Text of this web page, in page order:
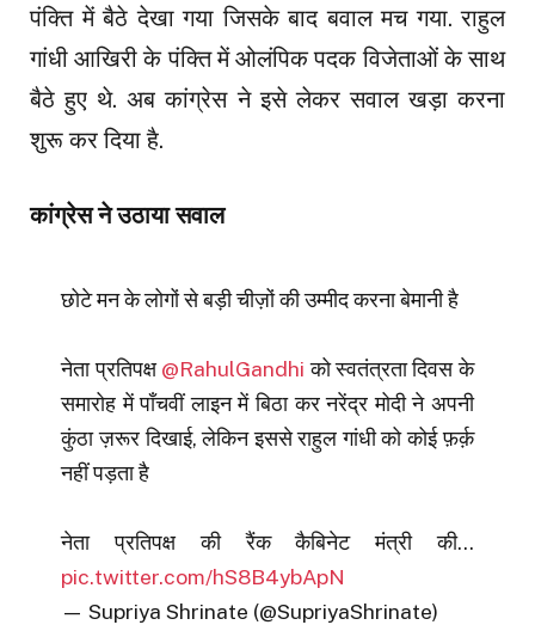
पंक्ति में बैठे देखा गया जिसके बाद बवाल मच गया. राहुल
गांधी आखिरी के पंक्ति में ओलंपिक पदक विजेताओं के साथ
बैठे हुए थे. अब कांग्रेस ने इसे लेकर सवाल खड़ा करना
शुरू कर दिया है.
कांग्रेस ने उठाया सवाल
छोटे मन के लोगों से बड़ी चीज़ों की उम्मीद करना बेमानी है
नेता प्रतिपक्ष@RahulGandhi को स्वतंत्रता दिवस के
समारोह में पाँचवीं लाइन में बिठा कर नरेंद्र मोदी ने अपनी
कुंठा ज़रूर दिखाई, लेकिन इससे राहुल गांधी को कोई फ़र्क़
नहीं पड़ता है
नेता प्रतिपक्ष की रैंक कैबिनेट मंत्री की…
pic.twitter.com/hS8B4ybApN
— Supriya Shrinate (@SupriyaShrinate)